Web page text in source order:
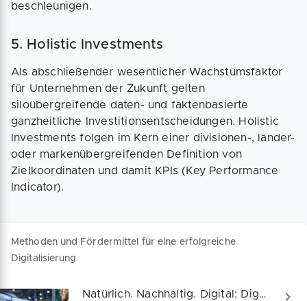
beschleunigen.
5. Holistic Investments
Als abschließender wesentlicher Wachstumsfaktor
für Unternehmen der Zukunft gelten
siloübergreifende daten- und faktenbasierte
ganzheitliche Investitionsentscheidungen. Holistic
Investments folgen im Kern einer divisionen-, länder-
oder markenübergreifenden Definition von
Zielkoordinaten und damit KPIs (Key Performance
Indicator).
Methoden und Fördermittel für eine erfolgreiche
Digitalisierung
Natürlich. Nachhaltig. Digital: Digitalisierung im Mittelstand